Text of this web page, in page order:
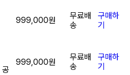
999,000원
무료배
송
구매하
기
공
999,000원
무료배
송
구매하
기